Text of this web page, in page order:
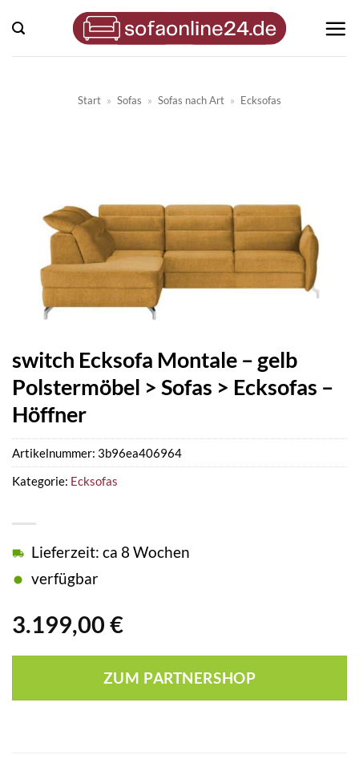
Inhalt
springen
Start » Sofas » Sofas nach Art » Ecksofas
switch Ecksofa Montale – gelb
Polstermöbel > Sofas > Ecksofas –
Höffner
3.199,00 €
Lieferzeit: ca 8 Wochen
verfügbar
ZUM PARTNERSHOP
Artikelnummer: 3b96ea406964
Kategorie: Ecksofas